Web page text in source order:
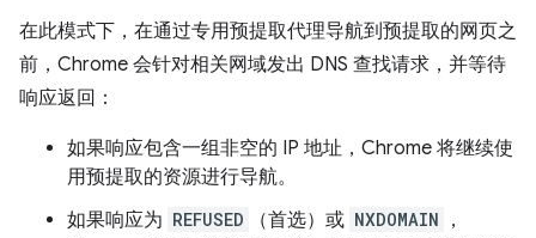
在此模式下，在通过专用预提取代理导航到预提取的网页之
前，Chrome 会针对相关网域发出 DNS 查找请求，并等待
响应返回：
如果响应包含一组非空的 IP 地址，Chrome 将继续使
用预提取的资源进行导航。
如果响应为 REFUSED （首选）或 NXDOMAIN
，